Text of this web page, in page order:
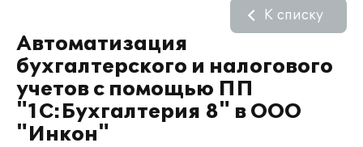
Автоматизация
бухгалтерского и налогового
учетов с помощью ПП
"1С:Бухгалтерия 8" в ООО
"Инкон"
К списку